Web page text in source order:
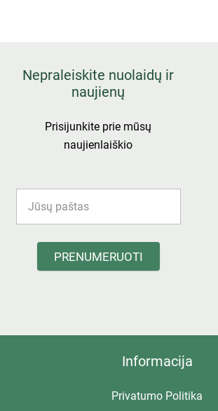
Nepraleiskite nuolaidų ir
naujienų
Prisijunkite prie mūsų
naujienlaiškio
PRENUMERUOTI
Informacija
Privatumo Politika